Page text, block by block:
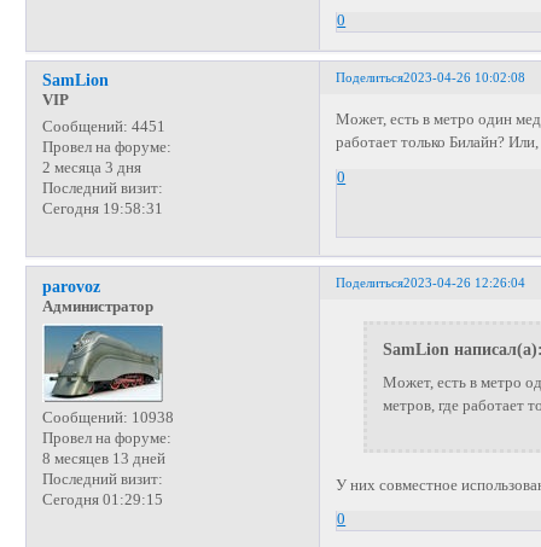
0
Поделиться2023-04-26 10:02:08
SamLion
VIP
Сообщений: 4451
Провел на форуме:
2 месяца 3 дня
Последний визит:
Сегодня 19:58:31
Может, есть в метро один
работает только Билайн?
0
Поделиться2023-04-26 12:26:04
parovoz
Администратор
Сообщений: 10938
Провел на форуме:
8 месяцев 13 дней
Последний визит:
Сегодня 01:29:15
SamLion
Может, есть в метро
метров, где работает
У них совместное
0